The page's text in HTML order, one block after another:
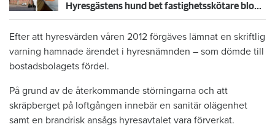
Hyresgästens hund bet fastighetsskötare blodig – ägaren döms och förlorar nu lägenheten
Efter att hyresvärden våren 2012 förgäves lämnat en skriftlig
varning hamnade ärendet i hyresnämnden – som dömde till
bostadsbolagets fördel.
På grund av de återkommande störningarna och att
skräpberget på loftgången innebär en sanitär olägenhet
samt en brandrisk ansågs hyresavtalet vara förverkat.